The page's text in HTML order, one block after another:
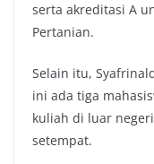
serta akreditasi A
Pertanian.
Selain itu,
ini ada tiga
kuliah di luar
setempat.